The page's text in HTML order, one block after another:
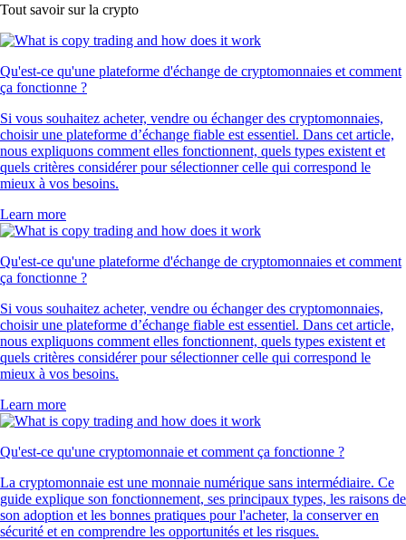
Tout savoir sur la crypto
Qu'est-ce qu'une plateforme d'échange de cryptomonnaies et comment
ça fonctionne ?
Si vous souhaitez acheter, vendre ou échanger des cryptomonnaies,
choisir une plateforme d’échange fiable est essentiel. Dans cet article,
nous expliquons comment elles fonctionnent, quels types existent et
quels critères considérer pour sélectionner celle qui correspond le
mieux à vos besoins.
Learn more
Qu'est-ce qu'une plateforme d'échange de cryptomonnaies et comment
ça fonctionne ?
Si vous souhaitez acheter, vendre ou échanger des cryptomonnaies,
choisir une plateforme d’échange fiable est essentiel. Dans cet article,
nous expliquons comment elles fonctionnent, quels types existent et
quels critères considérer pour sélectionner celle qui correspond le
mieux à vos besoins.
Learn more
Qu'est-ce qu'une cryptomonnaie et comment ça fonctionne ?
La cryptomonnaie est une monnaie numérique sans intermédiaire. Ce
guide explique son fonctionnement, ses principaux types, les raisons de
son adoption et les bonnes pratiques pour l'acheter, la conserver en
sécurité et en comprendre les opportunités et les risques.